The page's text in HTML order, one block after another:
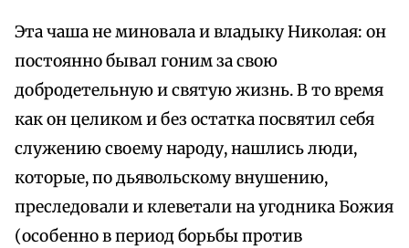
Эта чаша не миновала и владыку Николая: он
постоянно бывал гоним за свою
добродетельную и святую жизнь. В то время
как он целиком и без остатка посвятил себя
служению своему народу, нашлись люди,
которые, по дьявольскому внушению,
преследовали и клеветали на угодника Божия
(особенно в период борьбы против